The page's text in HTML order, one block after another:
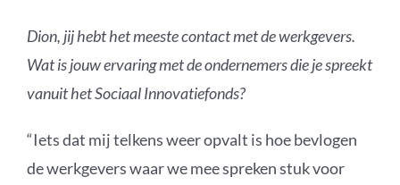
Dion, jij hebt het meeste contact met de werkgevers.
Wat is jouw ervaring met de ondernemers die je spreekt
vanuit het Sociaal Innovatiefonds?
“Iets dat mij telkens weer opvalt is hoe bevlogen
de werkgevers waar we mee spreken stuk voor